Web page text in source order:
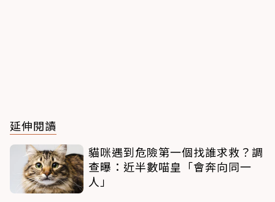
延伸閱讀
貓咪遇到危險第一個找誰求救？調
查曝：近半數喵皇「會奔向同一
人」